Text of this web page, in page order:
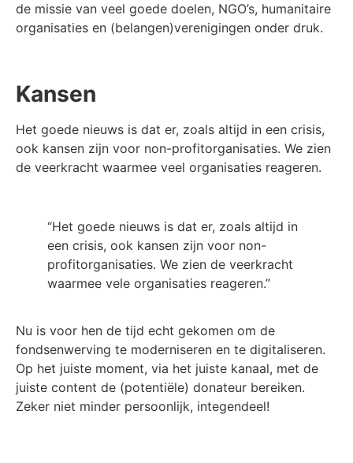
de missie van veel goede doelen, NGO’s, humanitaire
organisaties en (belangen)verenigingen onder druk.
Kansen
Het goede nieuws is dat er, zoals altijd in een crisis,
ook kansen zijn voor non-profitorganisaties. We zien
de veerkracht waarmee veel organisaties reageren.
“Het goede nieuws is dat er, zoals altijd in
een crisis, ook kansen zijn voor non-
profitorganisaties. We zien de veerkracht
waarmee vele organisaties reageren.”
Nu is voor hen de tijd echt gekomen om de
fondsenwerving te moderniseren en te digitaliseren.
Op het juiste moment, via het juiste kanaal, met de
juiste content de (potentiële) donateur bereiken.
Zeker niet minder persoonlijk, integendeel!